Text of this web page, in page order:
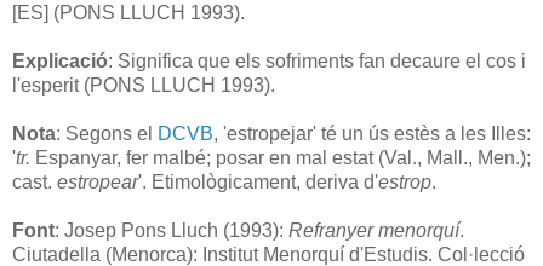
[ES] (PONS LLUCH 1993).
Explicació: Significa que els sofriments fan decaure el cos i
l'esperit (PONS LLUCH 1993).
Nota: Segons el DCVB, 'estropejar' té un ús estès a les Illes:
'tr. Espanyar, fer malbé; posar en mal estat (Val., Mall., Men.);
cast. estropear'. Etimològicament, deriva d'estrop.
Font: Josep Pons Lluch (1993): Refranyer menorquí.
Ciutadella (Menorca): Institut Menorquí d'Estudis. Col·lecció